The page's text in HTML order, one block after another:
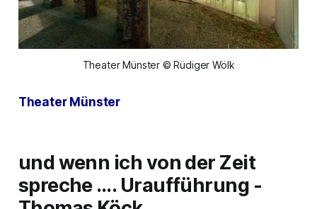
Theater Münster © Rüdiger Wölk
Theater Münster
und wenn ich von der Zeit
spreche …. Uraufführung -